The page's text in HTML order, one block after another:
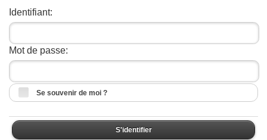
Identifiant:
Mot de passe:
Se souvenir de moi ?
S'identifier